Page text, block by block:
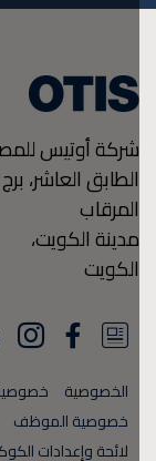
شركة أوتيس
الطابق العاشر، برج
المرقاب
مدينة الكويت،
الكويت
w
F
a
c
I
n
s
الخصوصية
خصوصية الموظف
لائحة وإعدادات الكوكيز